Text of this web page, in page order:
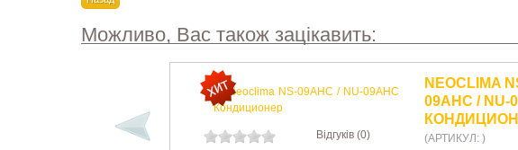
Можливо, Вас також зацікавить:
Відгуків (0)
NEOCLIMA
09AHC / NU-
(АРТИКУЛ: )
Відгуків (0)